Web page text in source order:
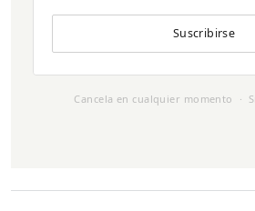
Suscribirse
Cancela en cualquier momento ·